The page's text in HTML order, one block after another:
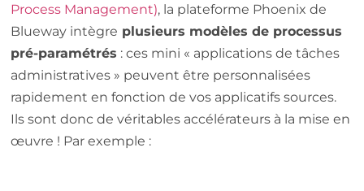
Process Management), la plateforme Phoenix de
Blueway intègre plusieurs modèles de processus
pré-paramétrés : ces mini « applications de tâches
administratives » peuvent être personnalisées
rapidement en fonction de vos applicatifs sources.
Ils sont donc de véritables accélérateurs à la mise en
œuvre ! Par exemple :